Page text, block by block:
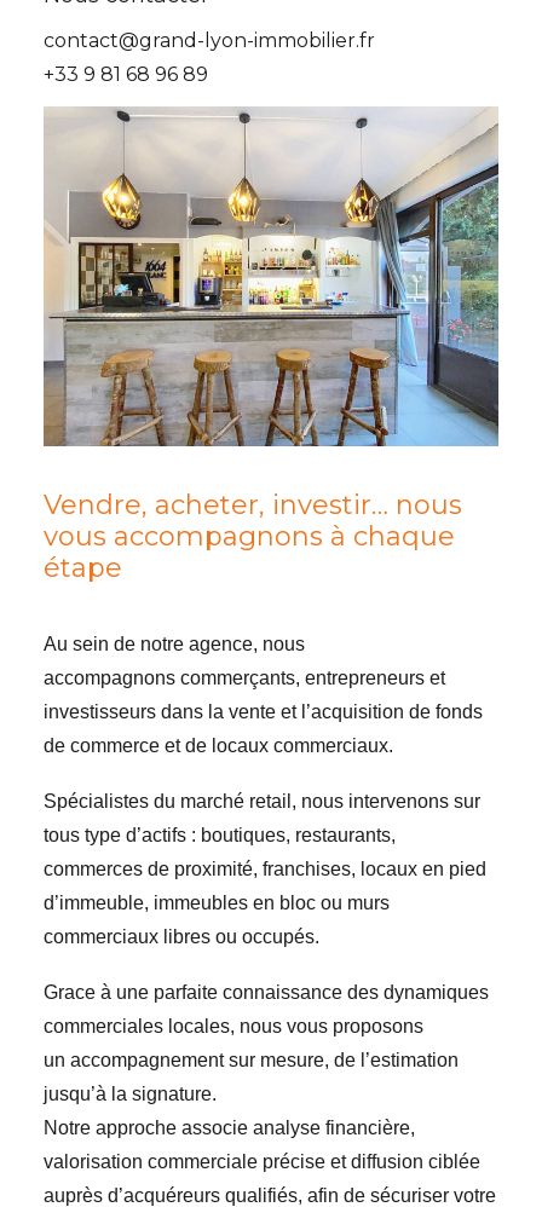
contact@grand-lyon-immobilier.fr
+33 9 81 68 96 89
Vendre, acheter, investir… nous
vous accompagnons à chaque
étape
Au sein de notre agence, nous
accompagnons commerçants, entrepreneurs et
investisseurs dans la vente et l’acquisition de fonds
de commerce et de locaux commerciaux.
Spécialistes du marché retail, nous intervenons sur
tous type d’actifs : boutiques, restaurants,
commerces de proximité, franchises, locaux en pied
d’immeuble, immeubles en bloc ou murs
commerciaux libres ou occupés.
Grace à une parfaite connaissance des dynamiques
commerciales locales, nous vous proposons
un accompagnement sur mesure, de l’estimation
jusqu’à la signature.
Notre approche associe analyse financière,
valorisation commerciale précise et diffusion ciblée
auprès d’acquéreurs qualifiés, afin de sécuriser votre